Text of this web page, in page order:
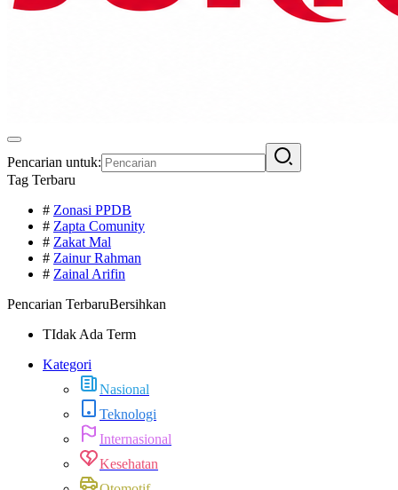
Pencarian untuk:
Tag Terbaru
# Zonasi PPDB
# Zapta Comunity
# Zakat Mal
# Zainur Rahman
# Zainal Arifin
Pencarian TerbaruBersihkan
TIdak Ada Term
Kategori
Nasional
Teknologi
Internasional
Kesehatan